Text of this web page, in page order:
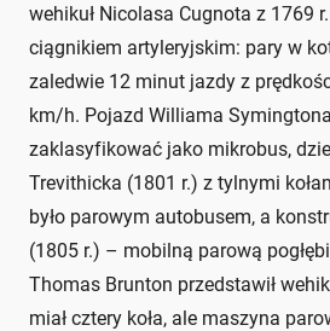
wehikuł Nicolasa Cugnota z 1769 r.
ciągnikiem artyleryjskim: pary w
zaledwie 12 minut jazdy z
km/h. Pojazd Williama
zaklasyfikować jako mikrobus,
Trevithicka (1801 r.) z tylnymi
było parowym autobusem, a
(1805 r.) – mobilną parową
Thomas Brunton przedstawił
miał cztery koła, ale maszyna